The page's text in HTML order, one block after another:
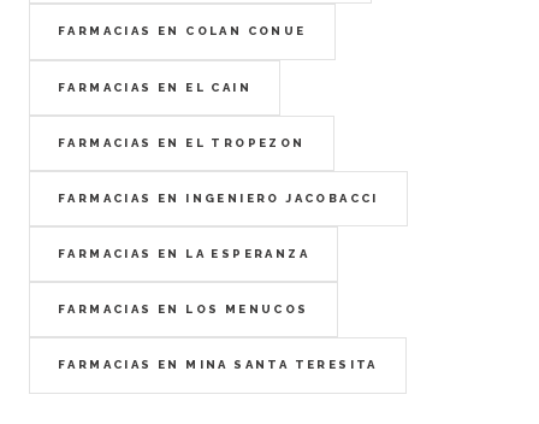
FARMACIAS EN COLAN CONUE
FARMACIAS EN EL CAIN
FARMACIAS EN EL TROPEZON
FARMACIAS EN INGENIERO JACOBACCI
FARMACIAS EN LA ESPERANZA
FARMACIAS EN LOS MENUCOS
FARMACIAS EN MINA SANTA TERESITA